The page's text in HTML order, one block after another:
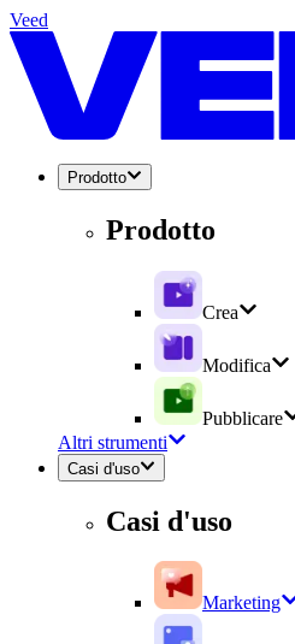
Veed
Prodotto
Prodotto
Crea
Modifica
Pubblicare
Altri strumenti
Casi d'uso
Casi d'uso
Marketing